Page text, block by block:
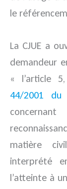
le
La CJUE a
demandeur
« l’article
44/2001 du
matière
interprété
l’atteinte à